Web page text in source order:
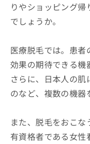
りやショッピング
でしょうか。
医療脱毛では。患者
効果の期待できる機
さらに、日本人の
のなど、複数の機器
また、脱毛をおこ
有資格者である女性